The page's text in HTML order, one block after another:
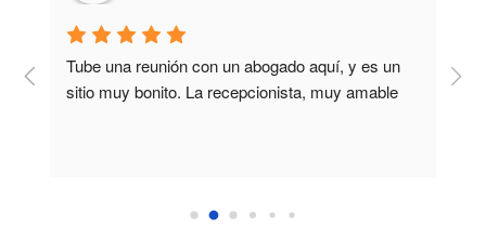
Tube una reunión con un abogado aquí, y es un
sitio muy bonito. La recepcionista, muy amable